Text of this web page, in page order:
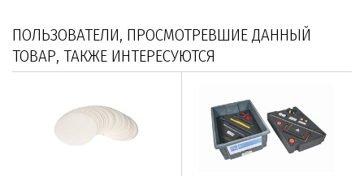
ПОЛЬЗОВАТЕЛИ, ПРОСМОТРЕВШИЕ ДАННЫЙ
ТОВАР, ТАКЖЕ ИНТЕРЕСУЮТСЯ